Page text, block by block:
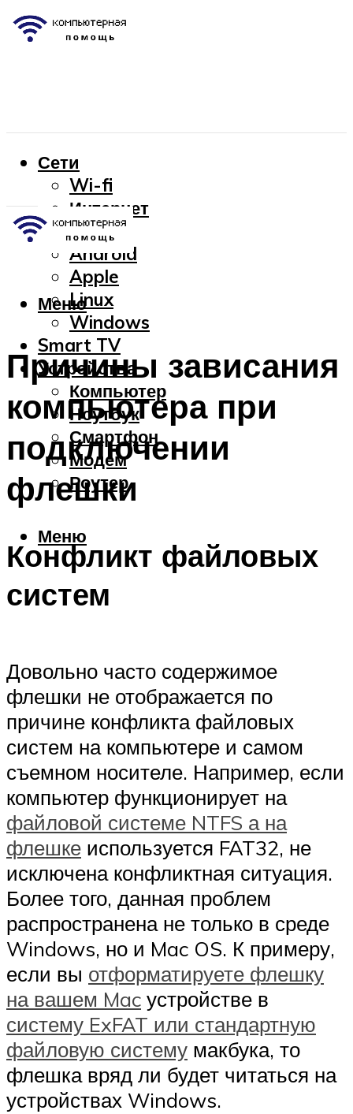
Сети
Wi-fi
Интернет
OC
Android
Apple
Linux
Windows
Smart TV
Устройства
Компьютер
Ноутбук
Смартфон
Модем
Роутер
Меню
Меню
Причины зависания
компьютера при
подключении
флешки
Конфликт файловых
систем
Довольно часто содержимое
флешки не отображается по
причине конфликта файловых
систем на компьютере и самом
съемном носителе. Например, если
компьютер функционирует на
файловой системе NTFS а на
флешке используется FAT32, не
исключена конфликтная ситуация.
Более того, данная проблем
распространена не только в среде
Windows, но и Mac OS. К примеру,
если вы отформатируете флешку
на вашем Mac устройстве в
систему ExFAT или стандартную
файловую систему макбука, то
флешка вряд ли будет читаться на
устройствах Windows.